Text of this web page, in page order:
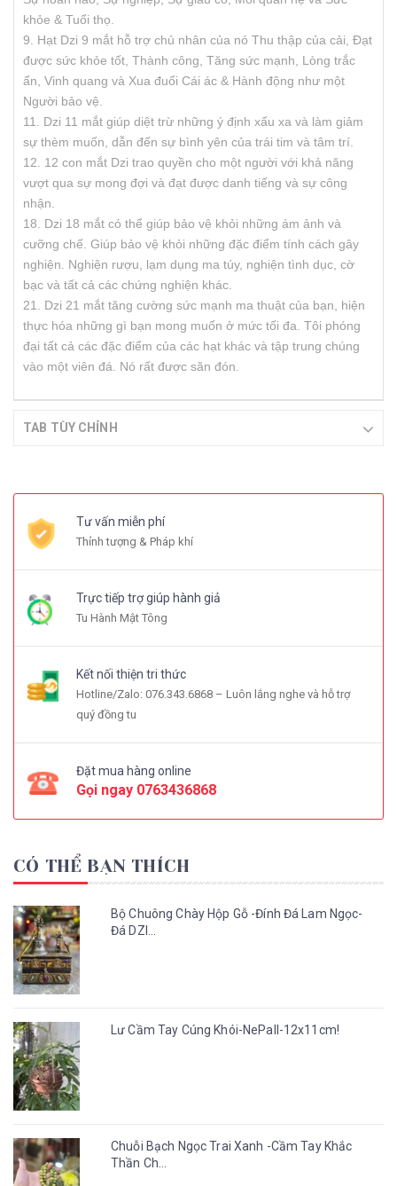
khỏe & Tuổi thọ.
9. Hạt Dzi 9 mắt hỗ trợ chủ nhân của nó Thu thập của cải, Đạt
được sức khỏe tốt, Thành công, Tăng sức mạnh, Lòng trắc
ẩn, Vinh quang và Xua đuổi Cái ác & Hành động như một
Người bảo vệ.
11. Dzi 11 mắt giúp diệt trừ những ý định xấu xa và làm giảm
sự thèm muốn, dẫn đến sự bình yên của trái tim và tâm trí.
12. 12 con mắt Dzi trao quyền cho một người với khả năng
vượt qua sự mong đợi và đạt được danh tiếng và sự công
nhận.
18. Dzi 18 mắt có thể giúp bảo vệ khỏi những ám ảnh và
cưỡng chế. Giúp bảo vệ khỏi những đặc điểm tính cách gây
nghiện. Nghiện rượu, lạm dụng ma túy, nghiện tình dục, cờ
bạc và tất cả các chứng nghiện khác.
21. Dzi 21 mắt tăng cường sức mạnh ma thuật của bạn, hiện
thực hóa những gì bạn mong muốn ở mức tối đa. Tôi phóng
đại tất cả các đặc điểm của các hạt khác và tập trung chúng
vào một viên đá. Nó rất được săn đón.
TAB TÙY CHỈNH
Tư vấn miễn phí
Thỉnh tượng & Pháp khí
Trực tiếp trợ giúp hành giả
Tu Hành Mật Tông
Kết nối thiện tri thức
Hotline/Zalo: 076.343.6868 – Luôn lắng nghe và hỗ trợ
quý đồng tu
Đặt mua hàng online
Gọi ngay 0763436868
CÓ THỂ BẠN THÍCH
Bộ Chuông Chày Hộp Gỗ -Đính Đá Lam Ngọc-
Đá DZI...
Lư Cầm Tay Cúng Khói-NePall-12x11cm!
Chuỗi Bạch Ngọc Trai Xanh -Cầm Tay Khắc
Thần Ch...